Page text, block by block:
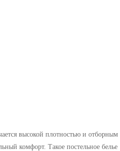
высокой плотностью и отборным
комфорт. Такое постельное белье